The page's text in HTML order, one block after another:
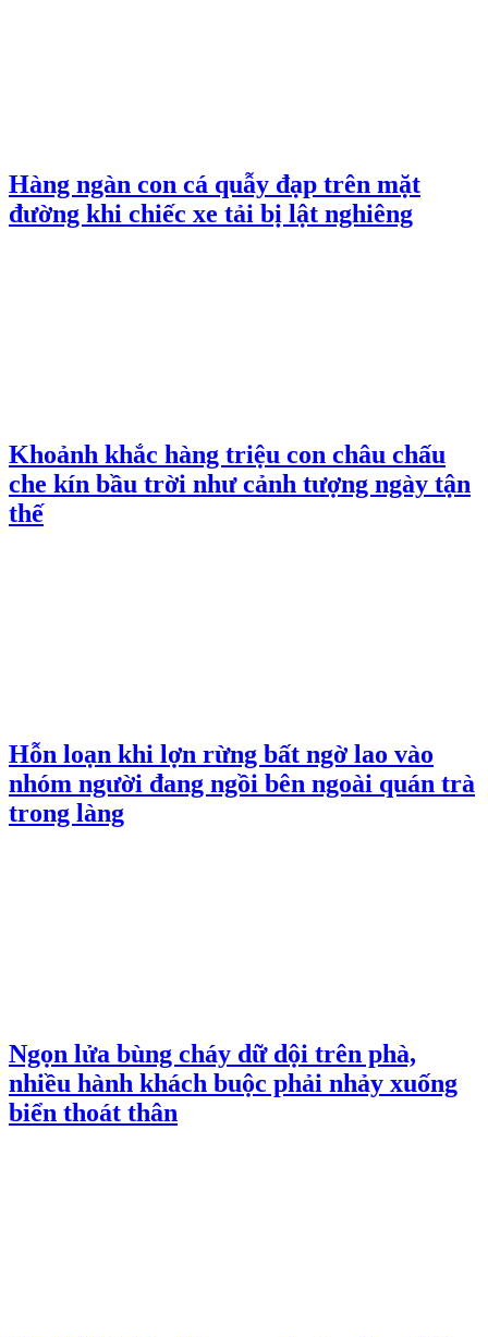
Hàng ngàn con cá quẫy đạp trên mặt
đường khi chiếc xe tải bị lật nghiêng
Khoảnh khắc hàng triệu con châu chấu
che kín bầu trời như cảnh tượng ngày tận
thế
Hỗn loạn khi lợn rừng bất ngờ lao vào
nhóm người đang ngồi bên ngoài quán trà
trong làng
Ngọn lửa bùng cháy dữ dội trên phà,
nhiều hành khách buộc phải nhảy xuống
biển thoát thân